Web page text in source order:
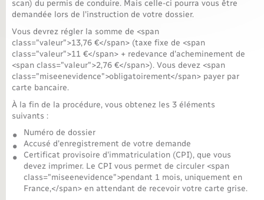
scan) du permis de conduire. Mais celle-ci pourra vous être
demandée lors de l'instruction de votre dossier.
Vous devrez régler la somme de <span
class="valeur">13,76 €</span> (taxe fixe de <span
class="valeur">11 €</span> + redevance d'acheminement de
<span class="valeur">2,76 €</span>). Vous devez <span
class="miseenevidence">obligatoirement</span> payer par
carte bancaire.
À la fin de la procédure, vous obtenez les 3 éléments
suivants :
Numéro de dossier
Accusé d'enregistrement de votre demande
Certificat provisoire d'immatriculation (CPI), que vous
devez imprimer. Le CPI vous permet de circuler <span
class="miseenevidence">pendant 1 mois, uniquement en
France,</span> en attendant de recevoir votre carte grise.